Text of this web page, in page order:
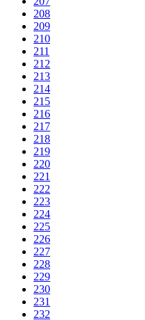
208
209
210
211
212
213
214
215
216
217
218
219
220
221
222
223
224
225
226
227
228
229
230
231
232